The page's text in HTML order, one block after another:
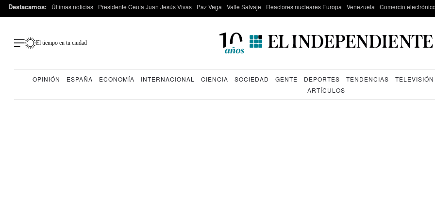
Destacamos: Últimas noticias Presidente Ceuta Juan Jesús Vivas Paz Vega Valle Salvaje Reactores nucleares Europa Venezuela Comercio electrónico
El tiempo en tu ciudad
OPINIÓN ESPAÑA ECONOMÍA INTERNACIONAL CIENCIA SOCIEDAD GENTE DEPORTES TENDENCIAS TELEVISIÓN
ARTÍCULOS